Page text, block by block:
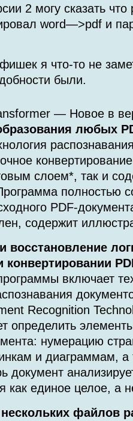
2 могу сказать
word—>pdf и
я что-то не
были.
— Новое в
любых
слоем*, так и
полностью
PDF-
содержит
восстановление
конвертировании
включает
Recognition
определить
нумерацию
и диаграммам, а
документ
как единое целое, а
файлов